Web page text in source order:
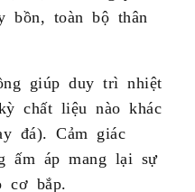
bồn, toàn bộ thân
giúp duy trì nhiệt
chất liệu nào khác
đá). Cảm giác
ấm áp mang lại sự
cơ bắp.